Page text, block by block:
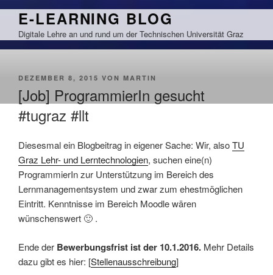
Zum
springen
E-LEARNING BLOG
Digitale Lehre an und rund um der Technischen Universität Graz
VERÖFFENTLICHT
DEZEMBER 8, 2015 VON MARTIN
[Job] ProgrammierIn gesucht
#tugraz #llt
Diesesmal ein Blogbeitrag in eigener Sache: Wir, alsoTU
Graz Lehr- und Lerntechnologien, suchen eine(n)
ProgrammierIn zur Unterstützung im Bereich des
Lernmanagementsystem und zwar zum ehestmöglichen
Eintritt. Kenntnisse im Bereich Moodle wären
wünschenswert 🙂 .
Ende der Bewerbungsfrist ist der 10.1.2016. Mehr Details
dazu gibt es hier: [Stellenausschreibung]